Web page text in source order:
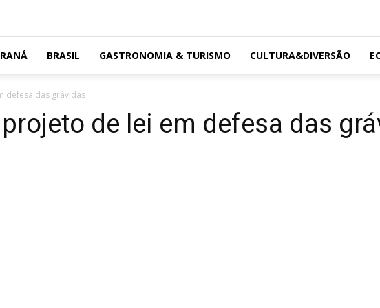
BRASIL GASTRONOMIA & TURISMO CULTURA&DIVERSÃO
defesa das grávidas
de lei em defesa das